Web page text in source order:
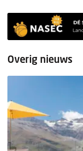
Overig nieuws